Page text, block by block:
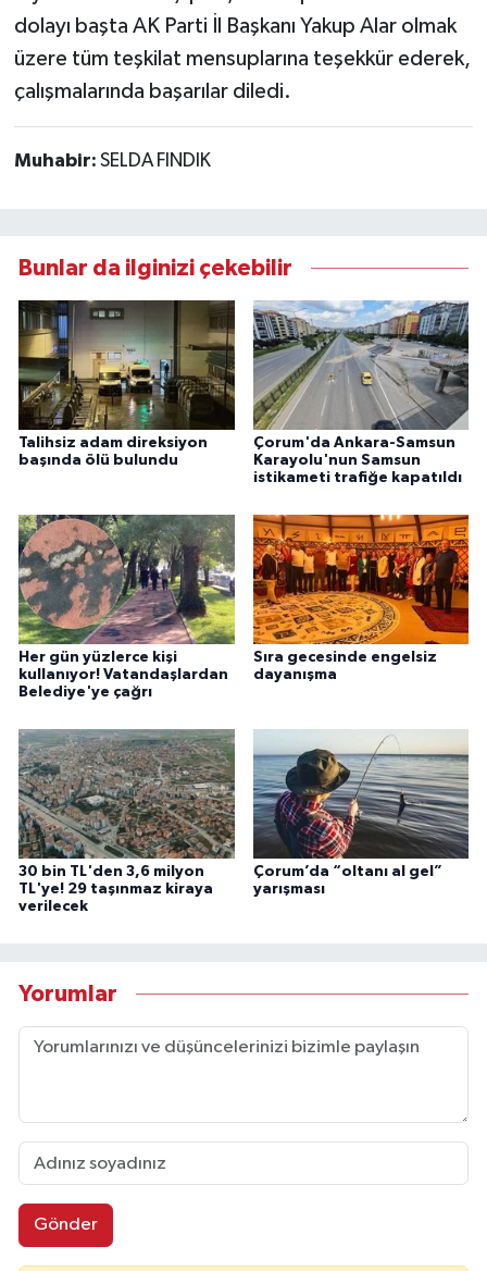
dolayı başta AK Parti İl Başkanı Yakup Alar olmak
üzere tüm teşkilat mensuplarına teşekkür ederek,
çalışmalarında başarılar diledi.
Muhabir: SELDA FINDIK
Bunlar da ilginizi çekebilir
Talihsiz adam direksiyon
başında ölü bulundu
Çorum'da Ankara-Samsun
Karayolu'nun Samsun
istikameti trafiğe kapatıldı
Her gün yüzlerce kişi
kullanıyor! Vatandaşlardan
Belediye'ye çağrı
Sıra gecesinde engelsiz
dayanışma
30 bin TL'den 3,6 milyon
TL'ye! 29 taşınmaz kiraya
verilecek
Çorum’da “oltanı al gel”
yarışması
Yorumlar
Gönder